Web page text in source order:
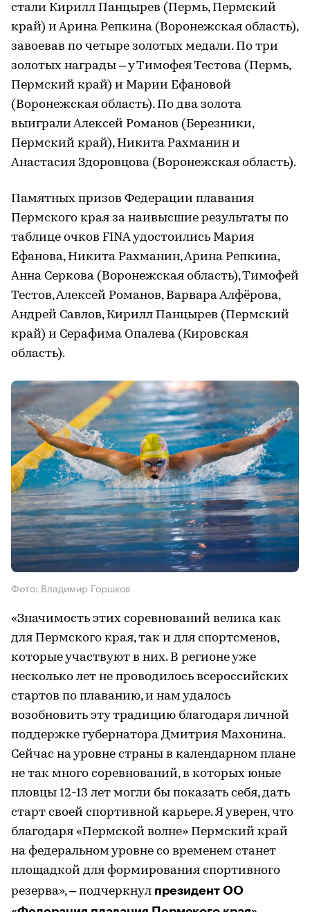
стали Кирилл Панцырев (Пермь, Пермский
край) и Арина Репкина (Воронежская область),
завоевав по четыре золотых медали. По три
золотых награды – у Тимофея Тестова (Пермь,
Пермский край) и Марии Ефановой
(Воронежская область). По два золота
выиграли Алексей Романов (Березники,
Пермский край), Никита Рахманин и
Анастасия Здоровцова (Воронежская область).
Памятных призов Федерации плавания
Пермского края за наивысшие результаты по
таблице очков FINA удостоились Мария
Ефанова, Никита Рахманин, Арина Репкина,
Анна Серкова (Воронежская область), Тимофей
Тестов, Алексей Романов, Варвара Алфёрова,
Андрей Савлов, Кирилл Панцырев (Пермский
край) и Серафима Опалева (Кировская
область).
Фото: Владимир Горшков
«Значимость этих соревнований велика как
для Пермского края, так и для спортсменов,
которые участвуют в них. В регионе уже
несколько лет не проводилось всероссийских
стартов по плаванию, и нам удалось
возобновить эту традицию благодаря личной
поддержке губернатора Дмитрия Махонина.
Сейчас на уровне страны в календарном плане
не так много соревнований, в которых юные
пловцы 12-13 лет могли бы показать себя, дать
старт своей спортивной карьере. Я уверен, что
благодаря «Пермской волне» Пермский край
на федеральном уровне со временем станет
площадкой для формирования спортивного
резерва», – подчеркнул президент ОО